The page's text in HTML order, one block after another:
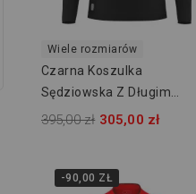
Wiele rozmiarów
Czarna Koszulka
Sędziowska Z Długim
Rękawem Macron Mendez
395,00 zł 305,00 zł
-90,00 ZŁ